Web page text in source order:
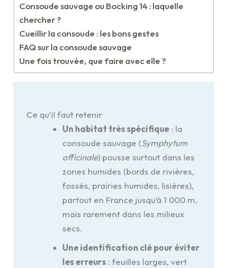
Consoude sauvage ou Bocking 14 : laquelle
chercher ?
Cueillir la consoude : les bons gestes
FAQ sur la consoude sauvage
Une fois trouvée, que faire avec elle ?
Ce qu’il faut retenir
Un habitat très spécifique: la
consoude sauvage (Symphytum
officinale) pousse surtout dans les
zones humides (bords de rivières,
fossés, prairies humides, lisières),
partout en France jusqu’à 1 000 m,
mais rarement dans les milieux
secs.
Une identification clé pour éviter
les erreurs: feuilles larges, vert